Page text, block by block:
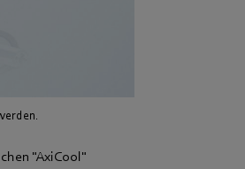
"AxiCool"